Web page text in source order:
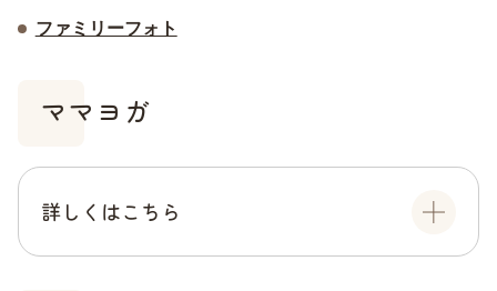
ファミリーフォト
ママヨガ
詳しくはこちら